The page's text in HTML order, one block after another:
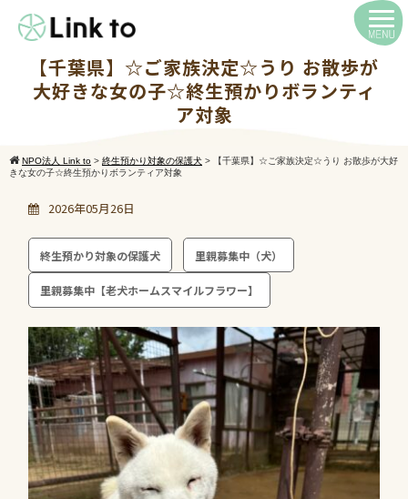
【千葉県】☆ご家族決定☆うり お散歩が
大好きな女の子☆終生預かりボランティ
ア対象
NPO法人 Link to > 終生預かり対象の保護犬 >
【千葉県】☆ご家族決定☆うり お散歩が大好
きな女の子☆終生預かりボランティア対象
2026年05月26日
終生預かり対象の保護犬 里親募集中（犬）
里親募集中【老犬ホームスマイルフラワー】